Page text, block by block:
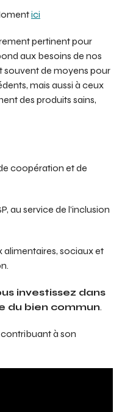
ici
pertinent pour
aux besoins de nos
de moyens pour
mais aussi à ceux
des produits sains,
coopération et de
au service de l’inclusion
sociaux et
investissez dans
du bien commun.
contribuant à son